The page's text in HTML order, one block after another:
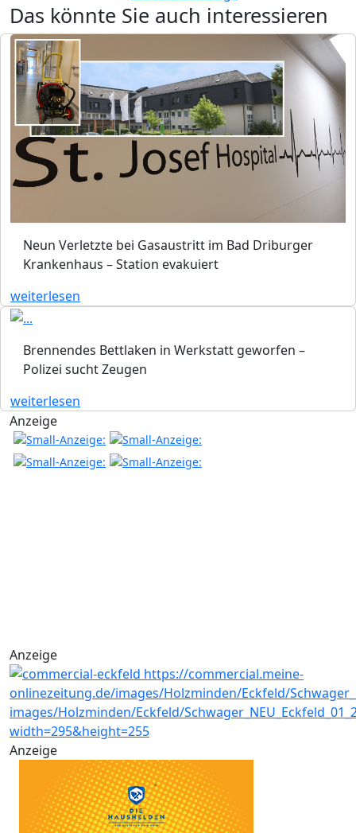
Das könnte Sie auch interessieren
Neun Verletzte bei Gasaustritt im Bad Driburger
Krankenhaus – Station evakuiert
weiterlesen
Brennendes Bettlaken in Werkstatt geworfen –
Polizei sucht Zeugen
weiterlesen
Anzeige
Anzeige
Anzeige